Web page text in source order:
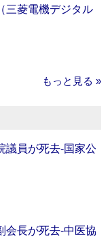
三菱電機デジタル
もっと見る »
議員が死去‐国家公
会長が死去‐中医協